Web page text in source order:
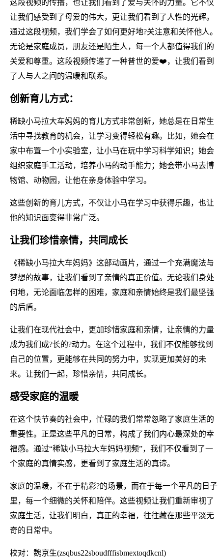
这段视频的传播，也让我们看到了爱与关怀的力量。它不仅
让我们感受到了母爱的伟大，更让我们看到了人性的光辉。
通过这段视频，我们学会了如何更好地?关注意和关怀他人。
无论是家庭成员，朋友还是陌生人，每一个人都值得我们的
关爱和尊重。这段视频传递了一种普世的爱❤️，让我们看到
了人与人之间的温暖和联系。
创新育儿方式：
稀缺小马拉大车妈妈的育儿方式非常创新，她总是在日常生
活中寻找教育的机会，让学习变得轻松有趣。比如，她会在
家中布置一个小实验室，让小马在玩中学习科学知识；她会
组织家庭手工活动，培养小马的动手能力；她会带小马去博
物馆、动物园，让他在亲身体验中学习。
这些创新的育儿方式，不仅让小马在学习中获得乐趣，也让
他的知识面变得非常广泛。
让我们珍惜亲情，共同成长
《稀缺小马拉大车妈妈》这部动画片，通过一个充满魔法与
梦想的故事，让我们看到了亲情的真正价值。无论我们身处
何地，无论面临怎样的困难，家庭和亲情始终是我们最坚强
的后盾。
让我们在现代社会中，更加珍惜家庭和亲情，让亲情的力量
成为我们成?长的?动力。在这个过程中，我们不仅能够找到
自己的位置，更能够在共同的努力中，实现更加美好的未
来。让我们一起，珍惜亲情，共同成长。
感受家庭的温暖
在这个快节奏的社会中，忙碌的我们常常忽略了家庭生活的
重要性。正是这些平凡的日常，构成了我们内心最深处的幸
福感。通过“稀缺小马拉大车妈妈视频”，我们不仅看到了一
个家庭的真情实感，更看到了家庭生活的真谛。
家庭的温暖，不在于精彩?的场景，而在于每一个平凡的日子
里，每一个细微的关怀和陪伴。这些视频让我们重新审视了
家庭生活，让我们明白，真正的幸福，往往藏在那些平淡无
奇的日常中。
校对：魏京生(zsqbus22sboudfffisbmextoqdkcnl)